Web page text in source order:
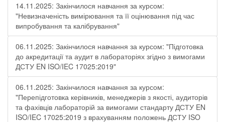
14.11.2025: Закінчилося навчання за курсом:
"Невизначеність вимірювання та її оцінювання під час
випробування та калібрування"
06.11.2025: Закінчилося навчання за курсом: "Підготовка
до акредитації та аудит в лабораторіях згідно з вимогами
ДСТУ EN ISO/IEC 17025:2019"
06.11.2025: Закінчилося навчання за курсом:
"Перепідготовка керівників, менеджерів з якості, аудиторів
та фахівців лабораторій за вимогами стандарту ДСТУ EN
ISO/IEC 17025:2019 з врахуванням положень ДСТУ ISO